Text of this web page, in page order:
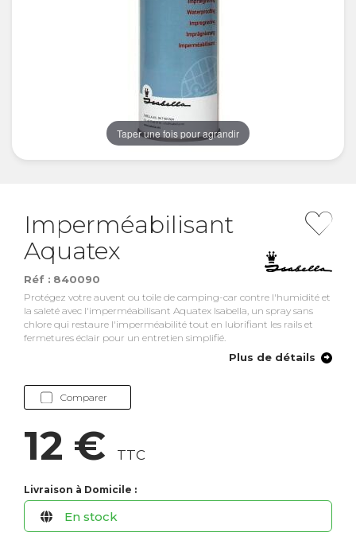
Taper une fois pour agrandir
Imperméabilisant
Aquatex
Réf : 840090
Protégez votre auvent ou toile de camping-car contre l'humidité et
la saleté avec l'imperméabilisant Aquatex Isabella, un spray sans
chlore qui restaure l'imperméabilité tout en lubrifiant les rails et
fermetures éclair pour un entretien simplifié.
Plus de détails
Comparer
12 € TTC
Livraison à Domicile :
En stock